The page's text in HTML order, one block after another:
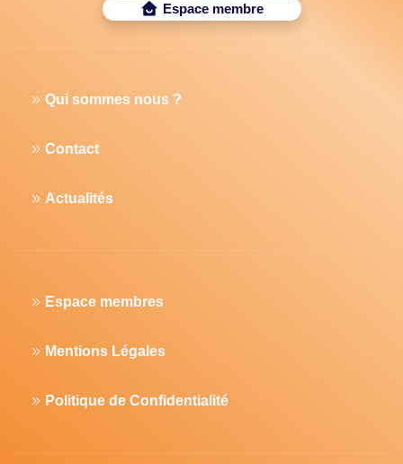
Espace membre
Qui sommes nous ?
Contact
Actualités
Espace membres
Mentions Légales
Politique de Confidentialité